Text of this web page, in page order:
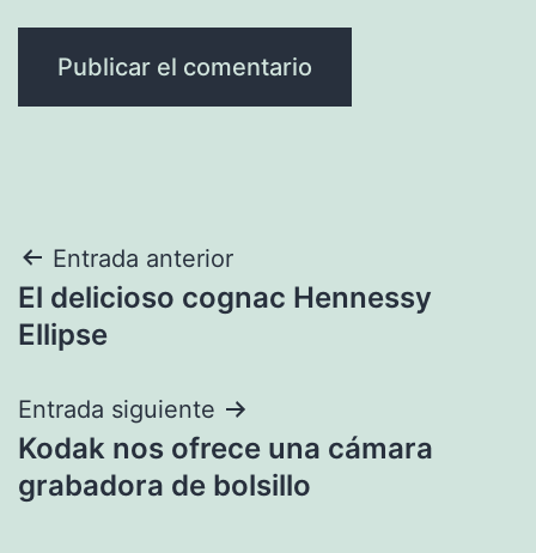
Navegación
de
Entrada anterior
El delicioso cognac Hennessy
Ellipse
Entrada siguiente
Kodak nos ofrece una cámara
grabadora de bolsillo